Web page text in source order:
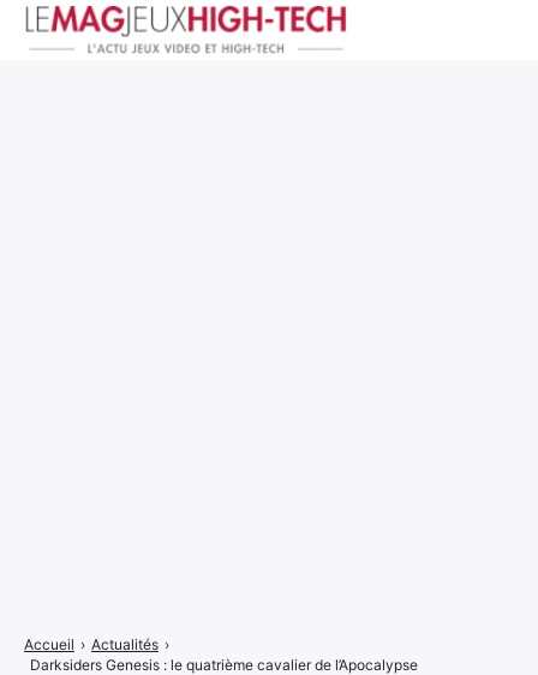
Accueil › Actualités ›
Darksiders Genesis : le quatrième cavalier de l’Apocalypse